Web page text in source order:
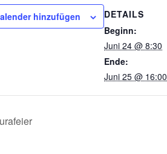
hinzufügen
DETAILS
Beginn:
Juni 24 @ 8:30
Ende:
Juni 25 @ 16:00